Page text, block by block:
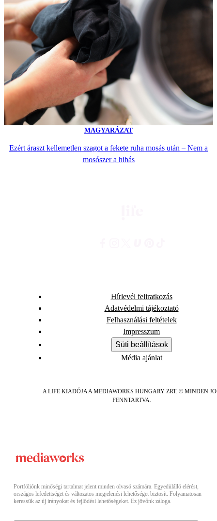
MAGYARÁZAT
Ezért áraszt kellemetlen szagot a fekete ruha mosás után – Nem a
mosószer a hibás
Hírlevél feliratkozás
Adatvédelmi tájékoztató
Felhasználási feltételek
Impresszum
Süti beállítások
Média ajánlat
A LIFE KIADÓJA A MEDIAWORKS HUNGARY ZRT. © MINDEN
FENNTARTVA.
Portfóliónk minőségi tartalmat jelent minden olvasó számára. Egyedülálló elérést,
országos lefedettséget és változatos megjelenési lehetőséget biztosít. Folyamatosan
keressük az új irányokat és fejlődési lehetőségeket. Ez jövőnk záloga.